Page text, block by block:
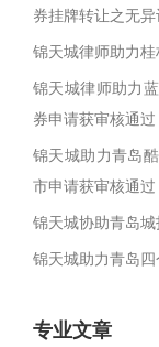
券挂牌转让之无异
锦天城律师助力
锦天城律师助力
券申请获审核通过
锦天城助力青岛
市申请获审核通过
锦天城协助青岛
锦天城助力青岛
专业文章